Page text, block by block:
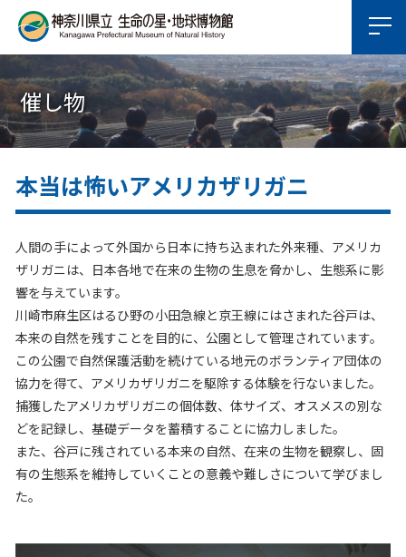
催し物
本当は怖いアメリカザリガニ
人間の手によって外国から日本に持ち込まれた外来種、アメリカ
ザリガニは、日本各地で在来の生物の生息を脅かし、生態系に影
響を与えています。
川崎市麻生区はるひ野の小田急線と京王線にはさまれた谷戸は、
本来の自然を残すことを目的に、公園として管理されています。
この公園で自然保護活動を続けている地元のボランティア団体の
協力を得て、アメリカザリガニを駆除する体験を行ないました。
捕獲したアメリカザリガニの個体数、体サイズ、オスメスの別な
どを記録し、基礎データを蓄積することに協力しました。
また、谷戸に残されている本来の自然、在来の生物を観察し、固
有の生態系を維持していくことの意義や難しさについて学びまし
た。